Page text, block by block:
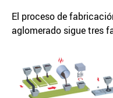
El proceso de
aglomerado sigue tres